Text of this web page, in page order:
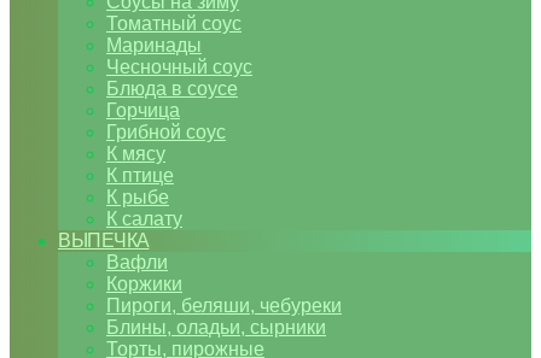
Томатный соус
Маринады
Чесночный соус
Блюда в соусе
Горчица
Грибной соус
К мясу
К птице
К рыбе
К салату
ВЫПЕЧКА
Вафли
Коржики
Пироги, беляши, чебуреки
Блины, оладьи, сырники
Торты, пирожные